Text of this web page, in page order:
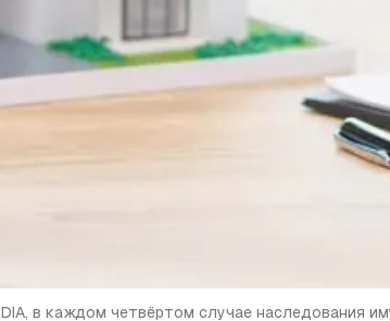
в каждом четвёртом случае наследования